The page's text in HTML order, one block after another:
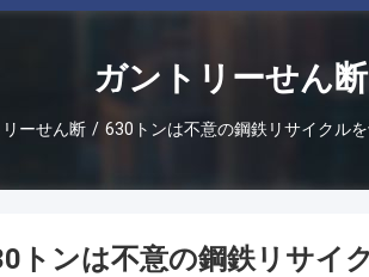
ガントリーせん
ーせん断 / 630トンは不意の鋼鉄リサイクル
トンは不意の鋼鉄リサイ